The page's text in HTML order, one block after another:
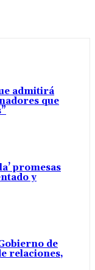
admitirá
que
promesas
y
de
relaciones,